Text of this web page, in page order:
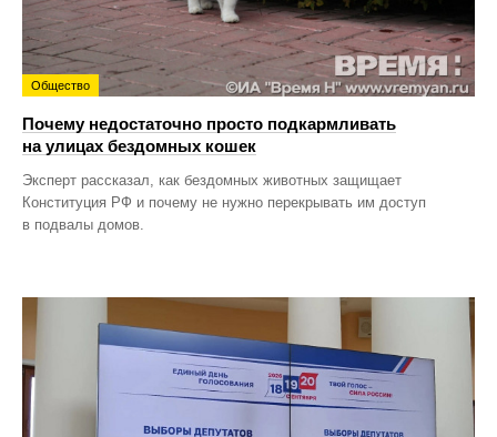
Общество
Почему недостаточно просто подкармливать
на улицах бездомных кошек
Эксперт рассказал, как бездомных животных защищает
Конституция РФ и почему не нужно перекрывать им доступ
в подвалы домов.